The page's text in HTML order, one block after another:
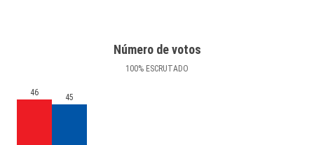
Número de votos
100% ESCRUTADO
46 45